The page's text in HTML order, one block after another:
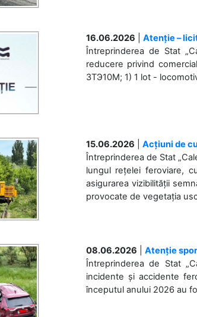
16.06.2026
Atenție –
Întreprinderea de Stat
reducere privind
3ТЭ10М; 1) 1 lot -
15.06.2026
Acțiuni de
Întreprinderea de Stat
lungul rețelei feroviare,
asigurarea vizibilității
provocate de vegetația
08.06.2026
Atenție
Întreprinderea de Stat
incidente și accidente
începutul anului 2026 au